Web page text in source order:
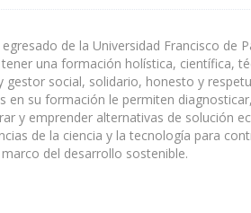
de la Universidad Francisco de
una formación holística, científica,
gestor social, solidario, honesto y
en su formación le permiten
y emprender alternativas de solución
de la ciencia y la tecnología para
del desarrollo sostenible.